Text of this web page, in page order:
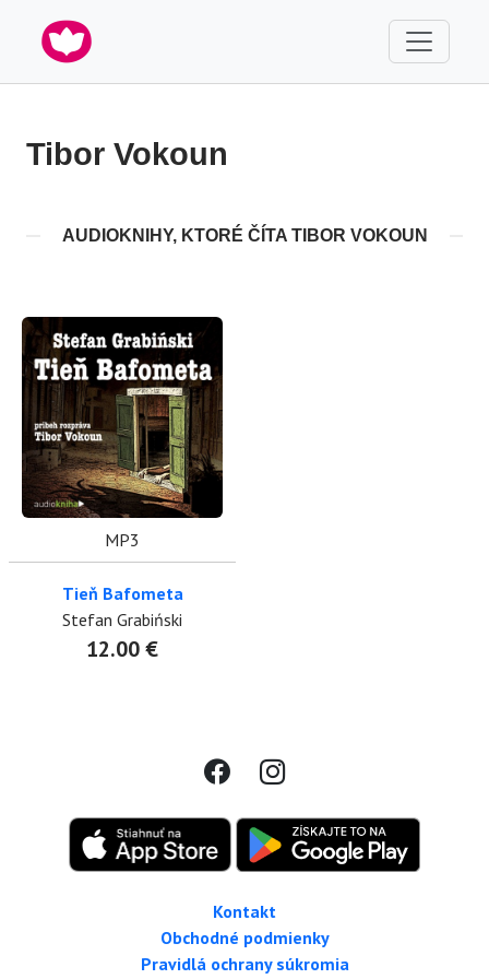
Tibor Vokoun
AUDIOKNIHY, KTORÉ ČÍTA TIBOR VOKOUN
MP3
Tieň Bafometa
Stefan Grabiński
12.00 €
Kontakt
Obchodné podmienky
Pravidlá ochrany súkromia